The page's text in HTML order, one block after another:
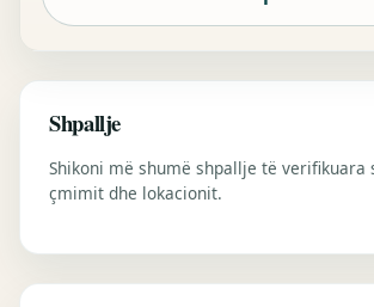
Shpallje
Shikoni më shumë shpallje të verifikuara
çmimit dhe lokacionit.